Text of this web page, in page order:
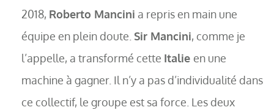
2018, Roberto Mancini a repris en main une
équipe en plein doute. Sir Mancini, comme je
l’appelle, a transformé cette Italie en une
machine à gagner. Il n’y a pas d’individualité dans
ce collectif, le groupe est sa force. Les deux